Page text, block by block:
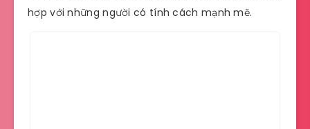
hợp với những người có tính cách mạnh mẽ.